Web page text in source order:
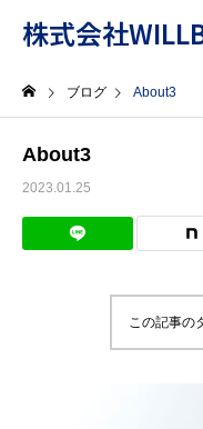
株式会社
ブログ About3
About3
2023.01.25
この記事の